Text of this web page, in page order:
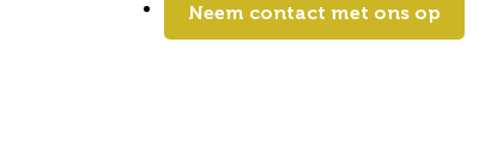
Neem contact met ons op